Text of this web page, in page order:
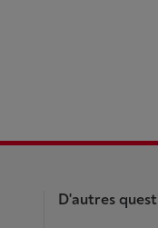
D'autres